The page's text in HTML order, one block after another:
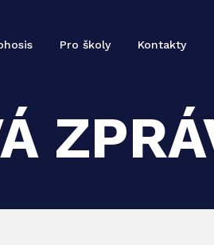
Pro školy Kontakty